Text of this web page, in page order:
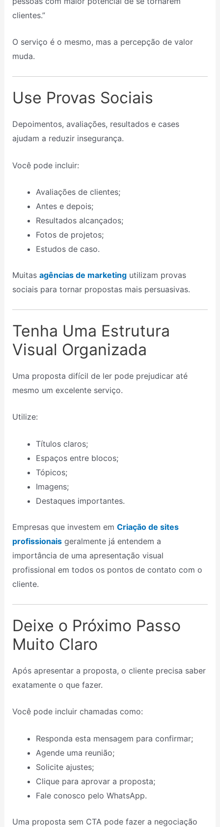
clientes.”
O serviço é o mesmo, mas a percepção de valor
muda.
Use Provas Sociais
Depoimentos, avaliações, resultados e cases
ajudam a reduzir insegurança.
Você pode incluir:
Avaliações de clientes;
Antes e depois;
Resultados alcançados;
Fotos de projetos;
Estudos de caso.
Muitas agências de marketingutilizam provas
sociais para tornar propostas mais persuasivas.
Tenha Uma Estrutura
Visual Organizada
Uma proposta difícil de ler pode prejudicar até
mesmo um excelente serviço.
Utilize:
Títulos claros;
Espaços entre blocos;
Tópicos;
Imagens;
Destaques importantes.
Empresas que investem em Criação de sites
profissionaisgeralmente já entendem a
importância de uma apresentação visual
profissional em todos os pontos de contato com o
cliente.
Deixe o Próximo Passo
Muito Claro
Após apresentar a proposta, o cliente precisa saber
exatamente o que fazer.
Você pode incluir chamadas como:
Responda esta mensagem para confirmar;
Agende uma reunião;
Solicite ajustes;
Clique para aprovar a proposta;
Fale conosco pelo WhatsApp.
Uma proposta sem CTA pode fazer a negociação